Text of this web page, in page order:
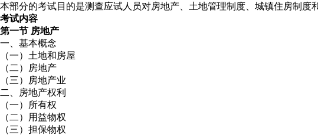
本部分的考试目的是测查应试人员对房地产、土地管理制度、城镇住房制度
考试内容
第一节 房地产
一、基本概念
（一）土地和房屋
（二）房地产
（三）房地产业
二、房地产权利
（一）所有权
（二）用益物权
（三）担保物权